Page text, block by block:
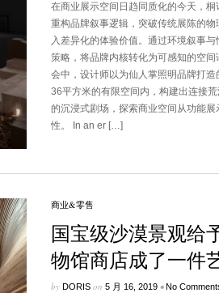
在商业展示空间日趋同质化的今天，
重构品牌叙事逻辑，突破传统展陈的
入差异化的体验价值。通过环境叙事
策略，将品牌内核转化为可感知的空
会中，设计师以为仙人掌照明品牌打
36平方米的有限空间内，构建出连接
的沉浸式剧场，探索商业空间从功能
性。 In an er […]
商业&零售
国宝级沙漠景观给
物馆商店成了一件
by DORISon 5 月 16, 2019 •No